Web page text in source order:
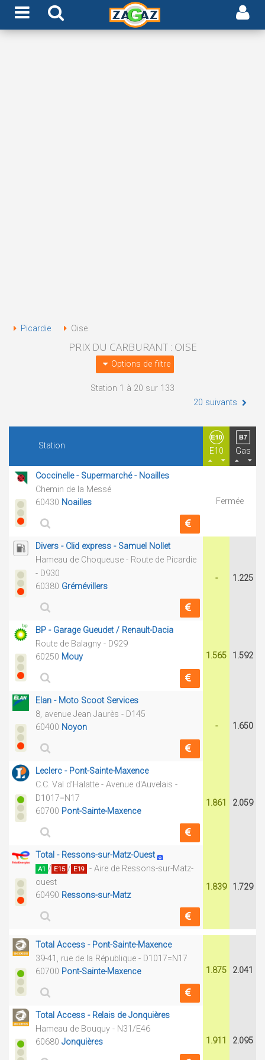
Picardie Oise
PRIX DU CARBURANT : OISE
Options de filtre
Station 1 à 20 sur 133
20 suivants
Station
E10 Gas
Coccinelle - Supermarché - Noailles
Chemin de la Messé
60430 Noailles Fermée
Divers - Clid express - Samuel Nollet
Hameau de Choqueuse - Route de Picardie
- D930
60380 Grémévillers
- 1.225
BP - Garage Gueudet / Renault-Dacia
Route de Balagny - D929
60250 Mouy 1.565 1.592
Elan - Moto Scoot Services
8, avenue Jean Jaurès - D145
60400 Noyon - 1.650
Leclerc - Pont-Sainte-Maxence
C.C. Val d'Halatte - Avenue d'Auvelais -
D1017=N17
60700 Pont-Sainte-Maxence
1.861 2.059
Total - Ressons-sur-Matz-Ouest
A1 / E15 / E19 - Aire de Ressons-sur-Matz-
ouest
60490 Ressons-sur-Matz
1.839 1.729
Total Access - Pont-Sainte-Maxence
39-41, rue de la République - D1017=N17
60700 Pont-Sainte-Maxence 1.875 2.041
Total Access - Relais de Jonquières
Hameau de Bouquy - N31/E46
60680 Jonquières 1.911 2.095